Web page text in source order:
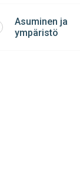
Asuminen ja
ympäristö